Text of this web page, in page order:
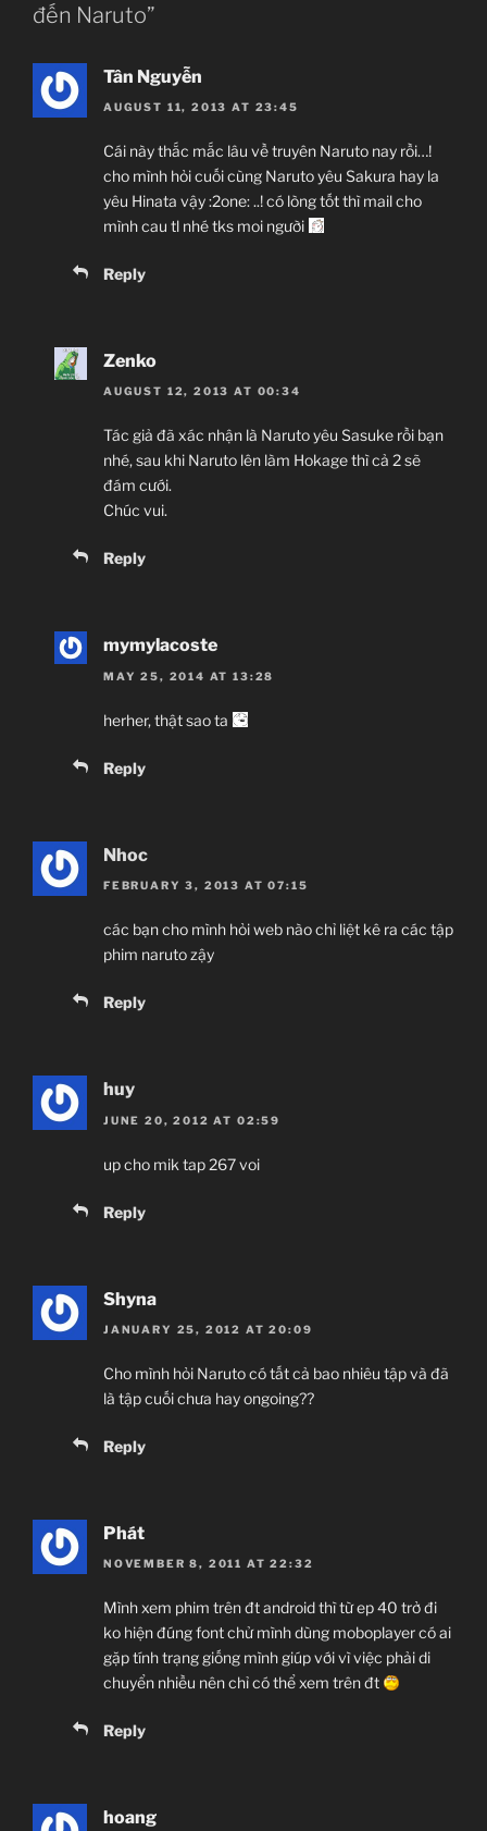
tranhaidangst00 (2nd translator),
ngocsang118 (2nd karaoke maker)
tieuthukonoha (2nd translator và là thành viên nữ
duy nhất trong staff)
đến Naruto”
Tân Nguyễn
AUGUST 11, 2013 AT 23:45
Cái này thắc mắc lâu về truyên Naruto nay rồi…!
cho mình hỏi cuối cùng Naruto yêu Sakura hay la
yêu Hinata vậy :2one: ..! có lòng tốt thì mail cho
mình cau tl nhé tks moi người
Reply
Zenko
AUGUST 12, 2013 AT 00:34
Tác giả đã xác nhận là Naruto yêu Sasuke rồi bạn
nhé, sau khi Naruto lên làm Hokage thì cả 2 sẽ
đám cưới.
Chúc vui.
Reply
mymylacoste
MAY 25, 2014 AT 13:28
herher, thật sao ta
Reply
Nhoc
FEBRUARY 3, 2013 AT 07:15
các bạn cho mình hỏi web nào chỉ liệt kê ra các tập
phim naruto zậy
Reply
huy
JUNE 20, 2012 AT 02:59
up cho mik tap 267 voi
Reply
Shyna
JANUARY 25, 2012 AT 20:09
Cho mình hỏi Naruto có tất cả bao nhiêu tập và đã
là tập cuối chưa hay ongoing??
Reply
Phát
NOVEMBER 8, 2011 AT 22:32
Mình xem phim trên đt android thì từ ep 40 trở đi
ko hiện đúng font chử mình dùng moboplayer có ai
gặp tính trạng giống mình giúp với vì việc phải di
chuyển nhiều nên chỉ có thể xem trên đt
Reply
hoang